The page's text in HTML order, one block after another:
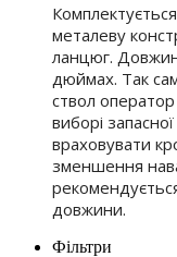
металеву
ланцюг.
дюймах. Так
ствол
виборі
враховувати
зменшення
довжини.
Фільтри